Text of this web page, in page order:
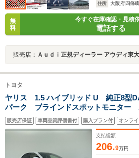
住所
大阪府四條
無
料
今すぐ在庫確認・見積
電話する
販売店： Ａｕｄｉ正規ディーラー アウディ東
トヨタ
ヤリス 1.5 ハイブリッド U 純正8型
パーク ブラインドスポットモニター
ューモニター ビルトインETC 純正
後コーナーセンサー オートマチック
ートキー 禁煙車
販売店保証 車両品質評価書付 購入プラン付 オンラ
支払総額
206.9万円